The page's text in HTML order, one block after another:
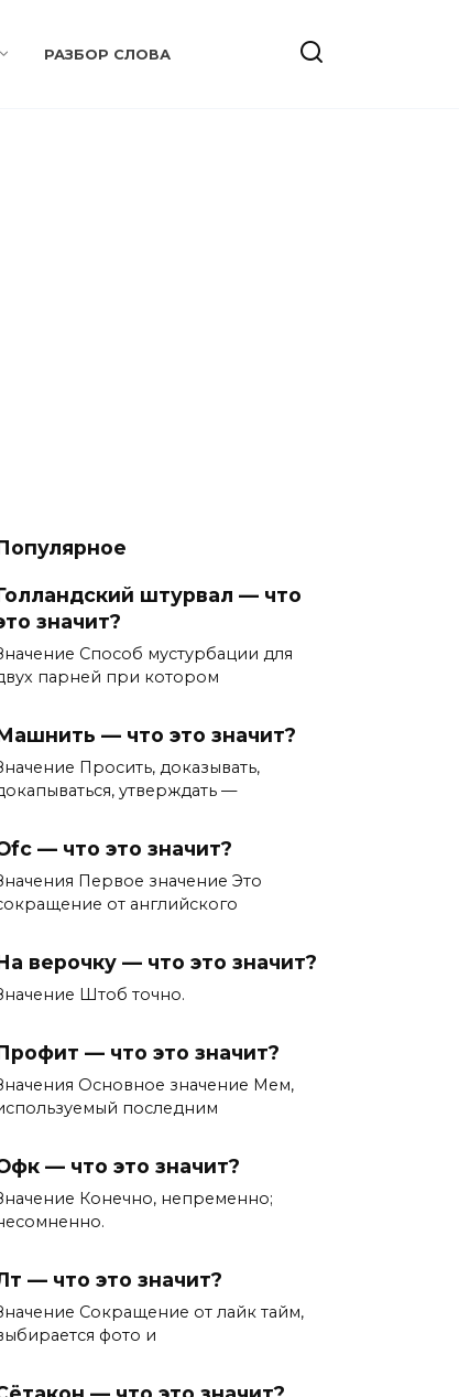
РАЗБОР СЛОВА
штурвал — что
значит?
Способ мустурбации для
парней при котором
— что это значит?
Просить, доказывать,
утверждать —
— что это значит?
Первое значение Это
от английского
верочку — что это значит?
Штоб точно.
— что это значит?
Основное значение Мем,
последним
— что это значит?
Конечно, непременно;
— что это значит?
Сокращение от лайк тайм,
фото и